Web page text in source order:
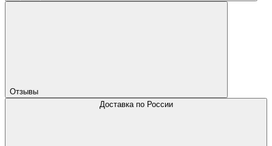
Отзывы
Доставка по России